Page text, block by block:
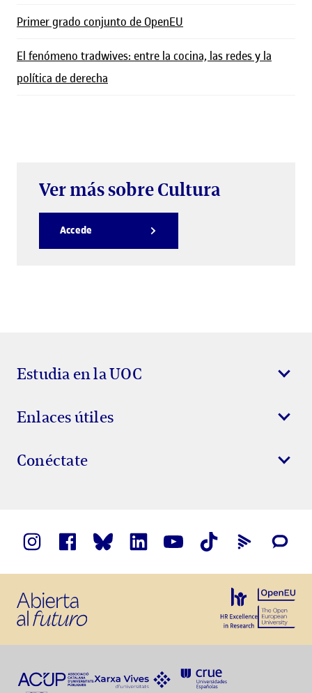
Primer grado conjunto de OpenEU
El fenómeno tradwives: entre la cocina, las redes y la
política de derecha
Ver más sobre Cultura
Accede
Estudia en la UOC
Enlaces útiles
Conéctate